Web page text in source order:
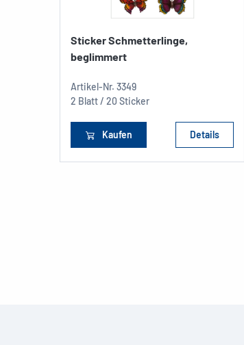
Sticker Schmetterlinge,
beglimmert
Artikel-Nr. 3349
2 Blatt / 20 Sticker
Kaufen Details